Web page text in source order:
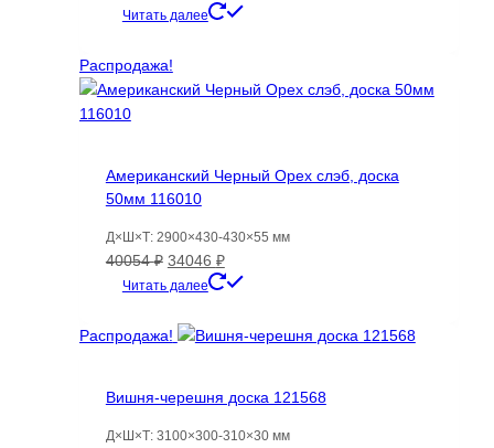
цена
12785 ₽.
цена:
Читать далее
Распродажа!
Американский Черный Орех слэб, доска
50мм 116010
Д×Ш×Т: 2900×430-430×55 мм
40054₽ Первоначальная
цена
40054 ₽.
34046 ₽Текущая
цена:
Читать далее
Распродажа!
Вишня-черешня доска 121568
Д×Ш×Т: 3100×300-310×30 мм